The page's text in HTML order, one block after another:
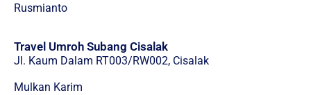
Rusmianto
Travel Umroh Subang Cisalak
Jl. Kaum Dalam RT003/RW002, Cisalak
Mulkan Karim